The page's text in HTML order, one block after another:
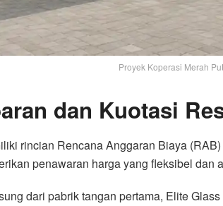
Proyek Koperasi Merah
dan Kuotasi
rincian Rencana Anggaran Biaya
penawaran harga yang fleksibel
dari pabrik tangan pertama, Elite